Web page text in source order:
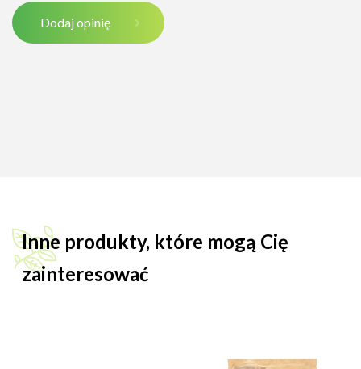
Dodaj opinię
Inne produkty, które mogą Cię
zainteresować